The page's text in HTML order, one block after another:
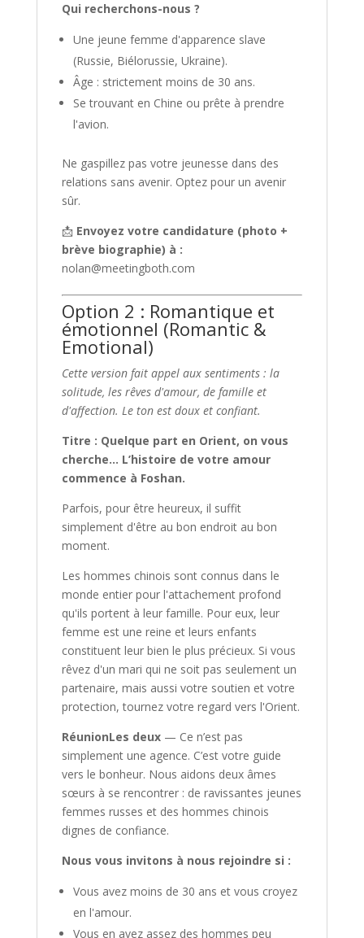
Qui recherchons-nous ?
Une jeune femme d'apparence slave
(Russie, Biélorussie, Ukraine).
Âge : strictement moins de 30 ans.
Se trouvant en Chine ou prête à prendre
l'avion.
Ne gaspillez pas votre jeunesse dans des
relations sans avenir. Optez pour un avenir
sûr.
📩 Envoyez votre candidature (photo +
brève biographie) à :
nolan@meetingboth.com
Option 2 : Romantique et
émotionnel (Romantic &
Emotional)
Cette version fait appel aux sentiments : la
solitude, les rêves d'amour, de famille et
d'affection. Le ton est doux et confiant.
Titre : Quelque part en Orient, on vous
cherche… L’histoire de votre amour
commence à Foshan.
Parfois, pour être heureux, il suffit
simplement d'être au bon endroit au bon
moment.
Les hommes chinois sont connus dans le
monde entier pour l'attachement profond
qu'ils portent à leur famille. Pour eux, leur
femme est une reine et leurs enfants
constituent leur bien le plus précieux. Si vous
rêvez d'un mari qui ne soit pas seulement un
partenaire, mais aussi votre soutien et votre
protection, tournez votre regard vers l'Orient.
RéunionLes deux— Ce n’est pas
simplement une agence. C’est votre guide
vers le bonheur. Nous aidons deux âmes
sœurs à se rencontrer : de ravissantes jeunes
femmes russes et des hommes chinois
dignes de confiance.
Nous vous invitons à nous rejoindre si :
Vous avez moins de 30 ans et vous croyez
en l'amour.
Vous en avez assez des hommes peu